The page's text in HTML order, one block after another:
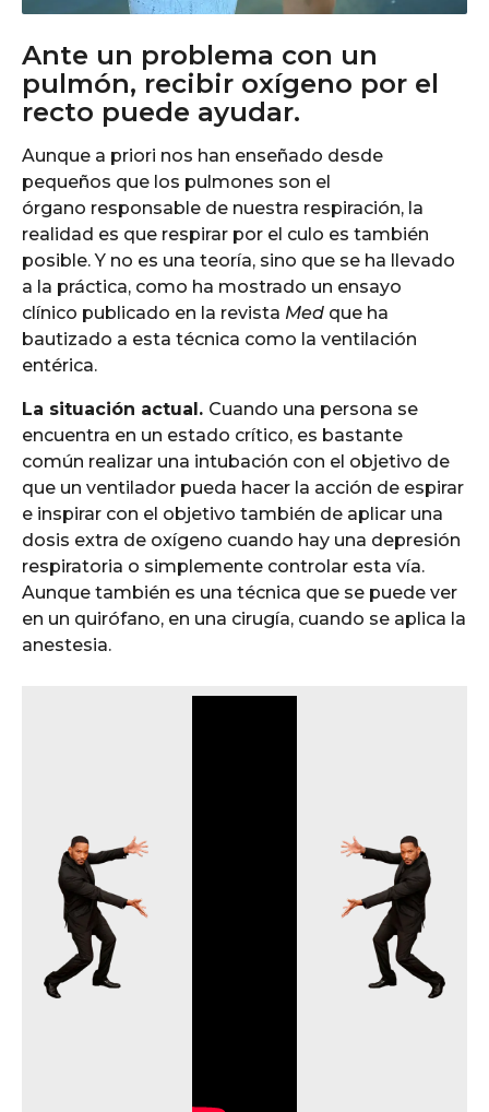
Ante un problema con un
pulmón, recibir oxígeno por el
recto puede ayudar.
Aunque a priori nos han enseñado desde
pequeños que los pulmones son el
órgano responsable de nuestra respiración, la
realidad es que respirar por el culo es también
posible. Y no es una teoría, sino que se ha llevado
a la práctica, como ha mostrado un ensayo
clínico publicado en la revista Med que ha
bautizado a esta técnica como la ventilación
entérica.
La situación actual. Cuando una persona se
encuentra en un estado crítico, es bastante
común realizar una intubación con el objetivo de
que un ventilador pueda hacer la acción de espirar
e inspirar con el objetivo también de aplicar una
dosis extra de oxígeno cuando hay una depresión
respiratoria o simplemente controlar esta vía.
Aunque también es una técnica que se puede ver
en un quirófano, en una cirugía, cuando se aplica la
anestesia.